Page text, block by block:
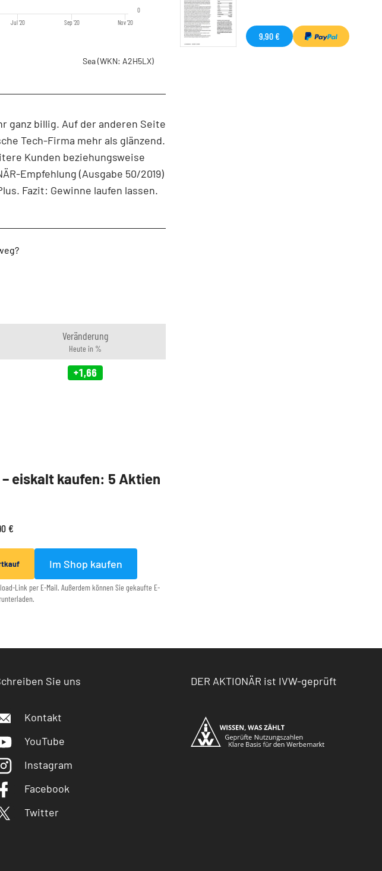
Jul '20 Sep '20 Nov '20
0
Sea(WKN: A2H5LX)
ganz billig. Auf der anderen Seite
Tech-Firma mehr als glänzend.
Kunden beziehungsweise
Empfehlung (Ausgabe 50/2019)
Fazit: Gewinne laufen lassen.
Veränderung
Heute in %
+1,66
– eiskalt kaufen: 5 Aktien
€
Im Shop kaufen
Link per E-Mail. Außerdem können Sie gekaufte E-
9,90 €
Sie uns
Kontakt
YouTube
Instagram
Facebook
Twitter
DER AKTIONÄR ist IVW-geprüft